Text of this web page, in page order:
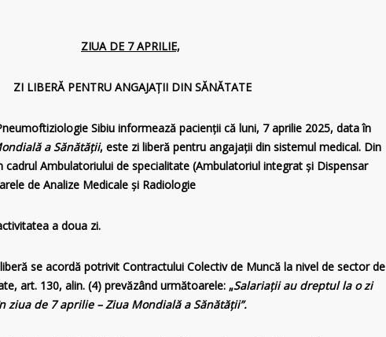
ZIUA DE 7 APRILIE,
ZI LIBERĂ PENTRU ANGAJAȚII DIN SĂNĂTATE
Sibiu informează pacienţii că luni, 7 aprilie 2025, data în
a Sănătăţii, este zi liberă pentru angajaţii din sistemul medical. Din
Ambulatoriului de specialitate (Ambulatoriul integrat și Dispensar
de Analize Medicale și Radiologie
a doua zi.
se acordă potrivit Contractului Colectiv de Muncă la nivel de sector de
art. 130, alin. (4) prevăzând următoarele: „Salariații au dreptul la o zi
de 7 aprilie – Ziua Mondială a Sănătății”.